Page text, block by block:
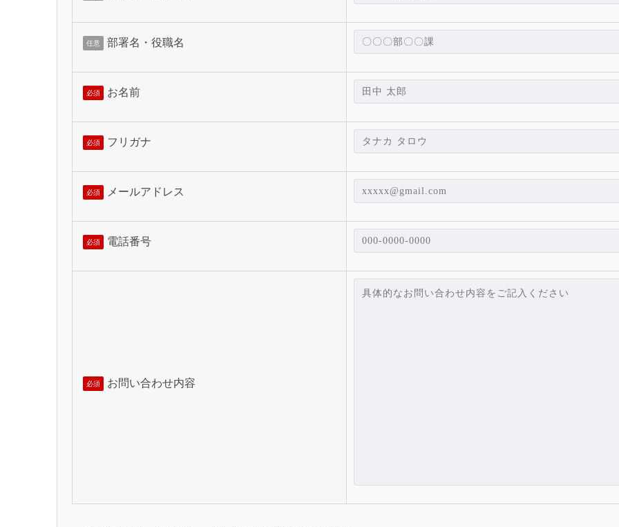
任意 部署名・役職名
必須 お名前
必須 フリガナ
必須 メールアドレス
必須 電話番号
必須 お問い合わせ内容